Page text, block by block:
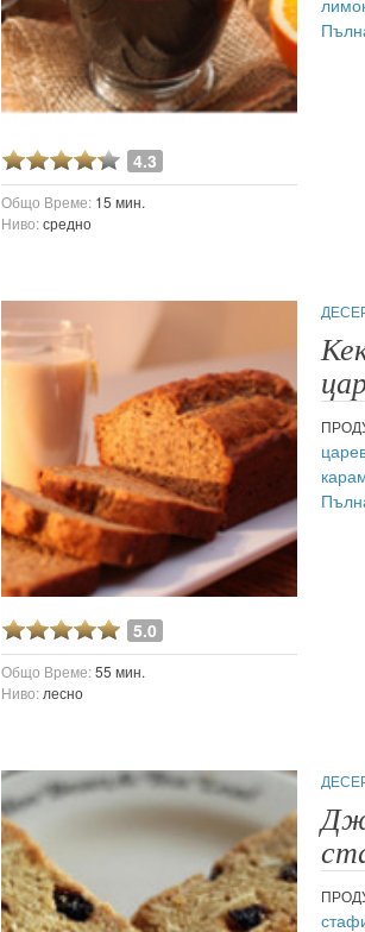
4.3
Общо Време: 15 мин.
Ниво:средно
5.0
Общо Време:55 мин.
Ниво: лесно